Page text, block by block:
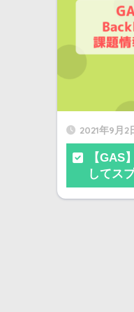
2021年9月2
【GAS
してス